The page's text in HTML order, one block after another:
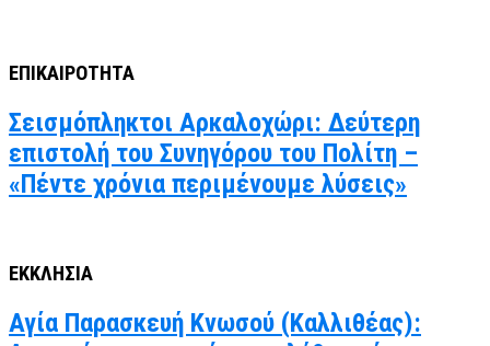
ΕΠΙΚΑΙΡΟΤΗΤΑ
Σεισμόπληκτοι Αρκαλοχώρι: Δεύτερη
επιστολή του Συνηγόρου του Πολίτη –
«Πέντε χρόνια περιμένουμε λύσεις»
ΕΚΚΛΗΣΙΑ
Αγία Παρασκευή Κνωσού (Καλλιθέας):